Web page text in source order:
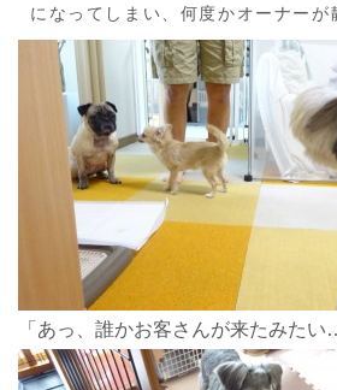
になってしまい、何度かオーナーが
「あっ、誰かお客さんが来たみたい